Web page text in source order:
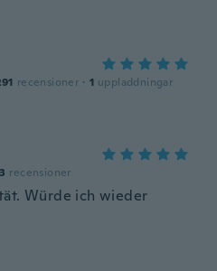
recensioner · 1 uppladdningar
recensioner
Würde ich wieder